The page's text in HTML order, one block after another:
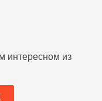
интересном из